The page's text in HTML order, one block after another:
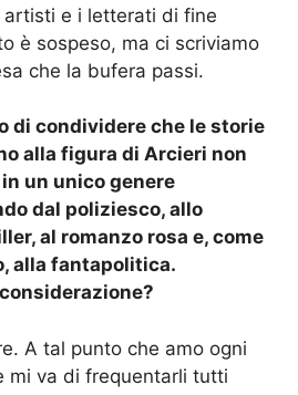
e i letterati di fine
è sospeso, ma ci scriviamo
che la bufera passi.
di condividere che le storie
alla figura di Arcieri non
un unico genere
dal poliziesco, allo
al romanzo rosa e, come
alla fantapolitica.
. A tal punto che amo ogni
mi va di frequentarli tutti